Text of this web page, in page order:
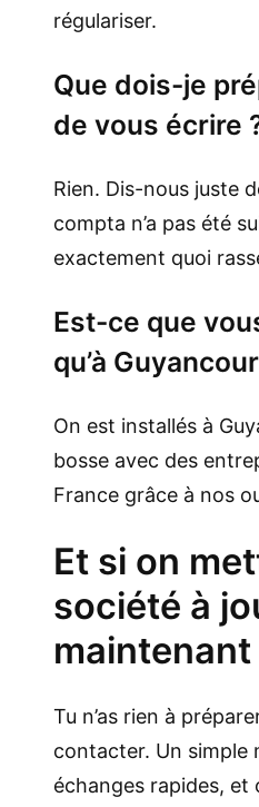
régulariser.
Que dois-je
de vous écrire
Rien. Dis-nous juste
compta n’a pas été
exactement quoi
Est-ce que
qu’à
On est installés à
bosse avec des
France grâce à nos
Et si on
société à
maintenant
Tu n’as rien à
contacter. Un simple
échanges rapides, et